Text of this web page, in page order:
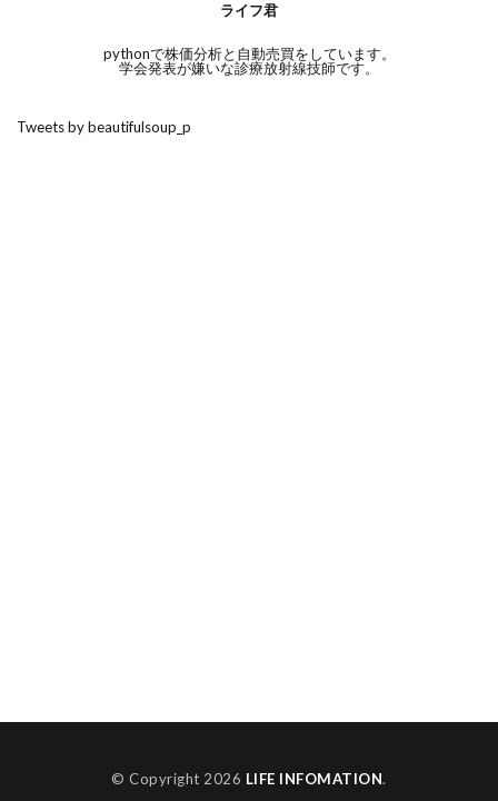
ライフ君
pythonで株価分析と自動売買をしています。
学会発表が嫌いな診療放射線技師です。
Tweets by beautifulsoup_p
© Copyright 2026 LIFE INFOMATION.